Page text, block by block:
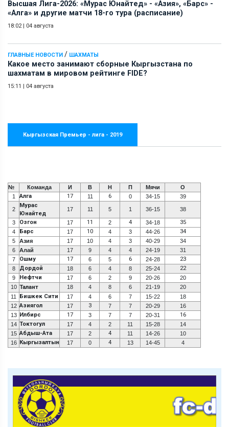
Высшая Лига-2026: «Мурас Юнайтед» - «Азия», «Барс» -
«Алга» и другие матчи 18-го тура (расписание)
18:02| 04 августа
ГЛАВНЫЕ НОВОСТИ / ШАХМАТЫ
Какое место занимают сборные Кыргызстана по
шахматам в мировом рейтинге FIDE?
15:11 04 августа
Кыргызская Премьер - лига - 2019
№ Команда И В Н П Мячи
О
1
Алга 17 11 6 0 34-15 39
2
Мурас
Юнайтед
17 11 5 1 36-15 38
3 Озгон 17 11 2 4 34-18 35
4 Барс 17 10 4 3 44-26 34
5 Азия 17 10 4 3 40-29
34
6
Алай 17 9 4 4 24-19
31
7
Ошму 17 6 5 6 24-28 23
8 Дордой 18 6 4 8 25-24 22
9 Нефтчи 17 6 2 9 20-26
20
10 Талант 18 4 8 6 21-19
20
11
Бишкек Сити 17 4 6 7 15-22
18
12 Азиягол 17 3 7 7 20-29
16
13
Илбирс 17 3 7 7 20-31 16
14 Токтогул 17 4 2 11 15-28
14
15 Абдыш-Ата 17 2 4 11 14-26
10
16
Кыргызалтын 17 0 4 13 14-45 4